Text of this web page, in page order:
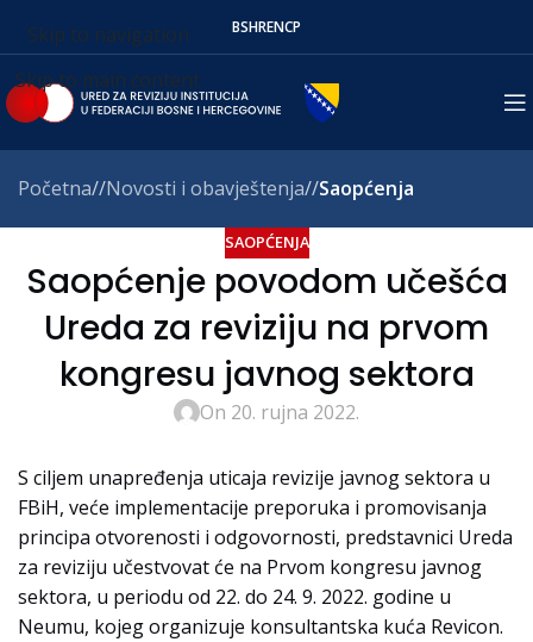
Skip to navigation
Skip to main content
BSHRENСР
Početna/ Novosti i obavještenja/ Saopćenja
SAOPĆENJA
Saopćenje povodom učešća
Ureda za reviziju na prvom
kongresu javnog sektora
On 20. rujna 2022.
S ciljem unapređenja uticaja revizije javnog sektora u
FBiH, veće implementacije preporuka i promovisanja
principa otvorenosti i odgovornosti, predstavnici Ureda
za reviziju učestvovat će na Prvom kongresu javnog
sektora, u periodu od 22. do 24. 9. 2022. godine u
Neumu, kojeg organizuje konsultantska kuća Revicon.